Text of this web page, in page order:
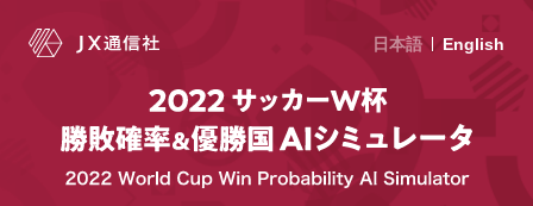
日本語 English